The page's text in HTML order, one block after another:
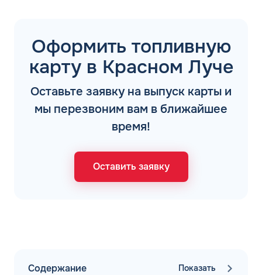
Оформить топливную
карту в Красном Луче
Оставьте заявку на выпуск карты и
мы перезвоним вам в ближайшее
время!
Оставить заявку
Содержание Показать